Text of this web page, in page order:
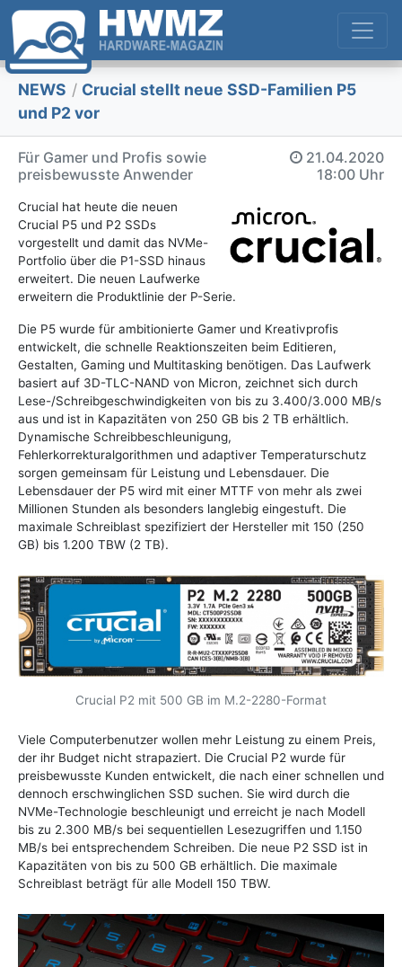
NEWS / Crucial stellt neue SSD-Familien P5
und P2 vor
Für Gamer und Profis sowie
preisbewusste Anwender
21.04.2020
18:00 Uhr
Crucial hat heute die neuen
Crucial P5 und P2 SSDs
vorgestellt und damit das NVMe-
Portfolio über die P1-SSD hinaus
erweitert. Die neuen Laufwerke
erweitern die Produktlinie der P-Serie.
Die P5 wurde für ambitionierte Gamer und Kreativprofis
entwickelt, die schnelle Reaktionszeiten beim Editieren,
Gestalten, Gaming und Multitasking benötigen. Das Laufwerk
basiert auf 3D-TLC-NAND von Micron, zeichnet sich durch
Lese-/Schreibgeschwindigkeiten von bis zu 3.400/3.000 MB/s
aus und ist in Kapazitäten von 250 GB bis 2 TB erhältlich.
Dynamische Schreibbeschleunigung,
Fehlerkorrekturalgorithmen und adaptiver Temperaturschutz
sorgen gemeinsam für Leistung und Lebensdauer. Die
Lebensdauer der P5 wird mit einer MTTF von mehr als zwei
Millionen Stunden als besonders langlebig eingestuft. Die
maximale Schreiblast spezifiziert der Hersteller mit 150 (250
GB) bis 1.200 TBW (2 TB).
Crucial P2 mit 500 GB im M.2-2280-Format
Viele Computerbenutzer wollen mehr Leistung zu einem Preis,
der ihr Budget nicht strapaziert. Die Crucial P2 wurde für
preisbewusste Kunden entwickelt, die nach einer schnellen und
dennoch erschwinglichen SSD suchen. Sie wird durch die
NVMe-Technologie beschleunigt und erreicht je nach Modell
bis zu 2.300 MB/s bei sequentiellen Lesezugriffen und 1.150
MB/s bei entsprechendem Schreiben. Die neue P2 SSD ist in
Kapazitäten von bis zu 500 GB erhältlich. Die maximale
Schreiblast beträgt für alle Modell 150 TBW.